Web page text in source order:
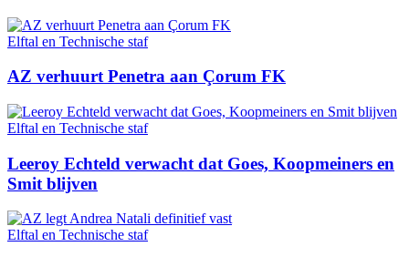
Elftal en Technische staf
AZ verhuurt Penetra aan Çorum FK
Elftal en Technische staf
Leeroy Echteld verwacht dat Goes, Koopmeiners en
Smit blijven
Elftal en Technische staf